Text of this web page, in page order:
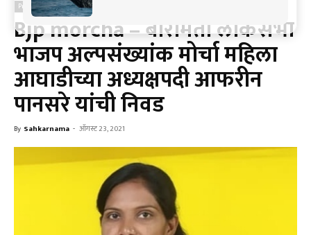
Previos News पुणे
Bjp morcha – बारामती लोकसभा
भाजप अल्पसंख्यांक मोर्चा महिला
आघाडीच्या अध्यक्षपदी आफरीन
पानसरे यांची निवड
By Sahkarnama - ऑगस्ट 23, 2021